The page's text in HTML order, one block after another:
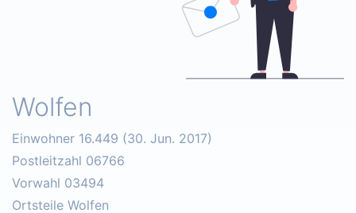
Wolfen
Einwohner 16.449 (30. Jun. 2017)
Postleitzahl 06766
Vorwahl 03494
Ortsteile Wolfen